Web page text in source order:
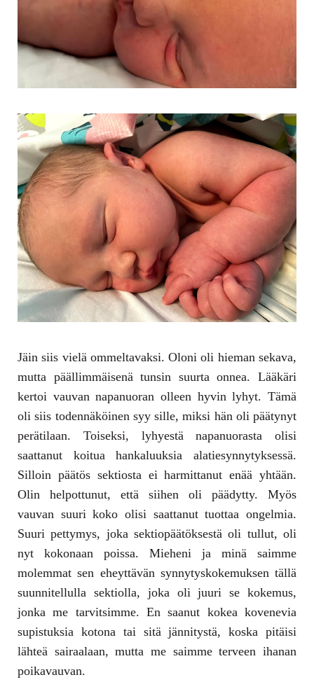
Jäin siis vielä ommeltavaksi. Oloni oli hieman sekava,
mutta päällimmäisenä tunsin suurta onnea. Lääkäri
kertoi vauvan napanuoran olleen hyvin lyhyt. Tämä
oli siis todennäköinen syy sille, miksi hän oli päätynyt
perätilaan. Toiseksi, lyhyestä napanuorasta olisi
saattanut koitua hankaluuksia alatiesynnytyksessä.
Silloin päätös sektiosta ei harmittanut enää yhtään.
Olin helpottunut, että siihen oli päädytty. Myös
vauvan suuri koko olisi saattanut tuottaa ongelmia.
Suuri pettymys, joka sektiopäätöksestä oli tullut, oli
nyt kokonaan poissa. Mieheni ja minä saimme
molemmat sen eheyttävän synnytyskokemuksen tällä
suunnitellulla sektiolla, joka oli juuri se kokemus,
jonka me tarvitsimme. En saanut kokea kovenevia
supistuksia kotona tai sitä jännitystä, koska pitäisi
lähteä sairaalaan, mutta me saimme terveen ihanan
poikavauvan.